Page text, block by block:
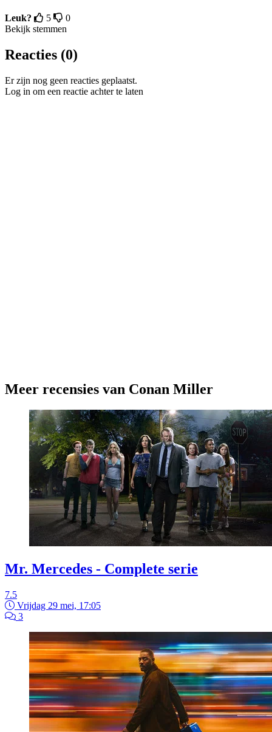
Leuk? 5
0
Bekijk stemmen
Reacties (0)
Er zijn nog geen reacties geplaatst.
Log in om een reactie achter te laten
Meer recensies van Conan Miller
Mr. Mercedes - Complete serie
7.5
Vrijdag 29 mei, 17:05
3